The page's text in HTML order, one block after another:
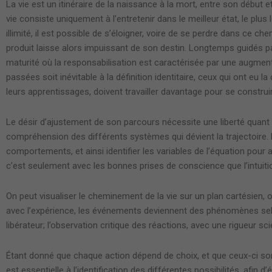
La vie est un itinéraire de la naissance à la mort, entre son début
vie consiste uniquement à l’entretenir dans le meilleur état, le
illimité, il est possible de s’éloigner, voire de se perdre dans ce
produit laisse alors impuissant de son destin. Longtemps guidés
maturité où la responsabilisation est caractérisée par une
passées soit inévitable à la définition identitaire, ceux qui ont eu
leurs apprentissages, doivent travailler davantage pour se
Le désir d’ajustement de son parcours nécessite une liberté
compréhension des différents systèmes qui dévient la trajectoire.
comportements, et ainsi identifier les variables de l’équation
c’est seulement avec les bonnes prises de conscience que
On peut visualiser le cheminement de la vie sur un plan
avec l’expérience, les événements deviennent des phénomènes
libérateur; l’observation critique des réactions, avec une rigueur
Étant donné que chaque action dépend de choix, et que ceux-ci